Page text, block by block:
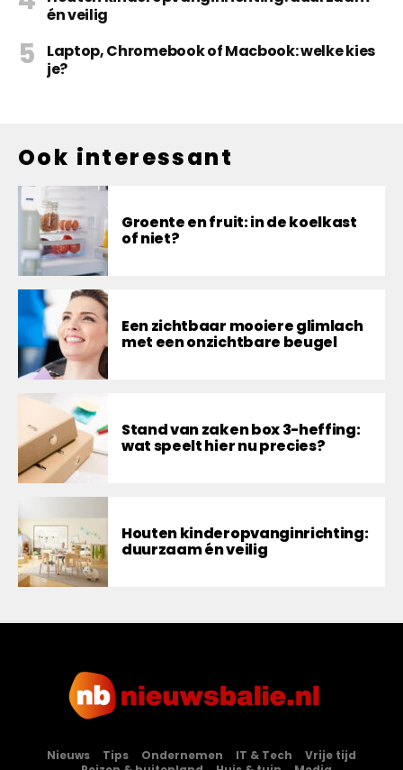
én veilig
Laptop, Chromebook of Macbook: welke kies
je?
Ook interessant
Groente en fruit: in de koelkast
of niet?
Een zichtbaar mooiere glimlach
met een onzichtbare beugel
Stand van zaken box 3-heffing:
wat speelt hier nu precies?
Houten kinderopvanginrichting:
duurzaam én veilig
Nieuws Tips Ondernemen IT & Tech
Vrije tijd